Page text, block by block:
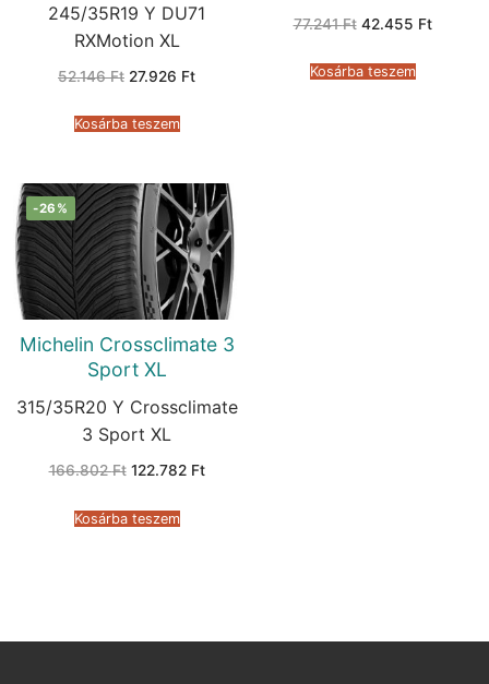
245/35R19 Y DU71
RXMotion XL
52.146Ft Original
52.146 Ft.
27.926 FtCurrent
Kosárba teszem
77.241Ft Original
77.241 Ft.
42.455 FtCurrent
Kosárba teszem
-26%
Michelin Crossclimate 3
Sport XL
315/35R20 Y Crossclimate
3 Sport XL
166.802Ft Original
166.802 Ft.
122.782 FtCurrent
Kosárba teszem